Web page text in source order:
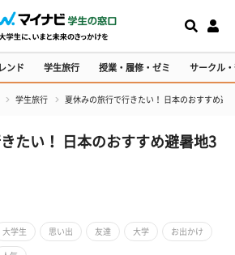
ンド 学生旅行 授業・履修・ゼミ サークル
学生旅行 夏休みの旅行で行きたい！ 日本のおすすめ避
たい！ 日本のおすすめ避暑地3
大学生 思い出 友達 大学 お出かけ